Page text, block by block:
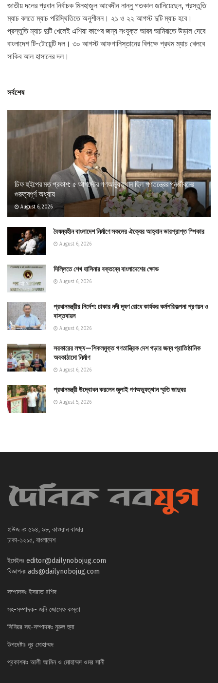
জাতীয় দলের প্রধান নির্বাচক মিনহাজুল আবেদীন নান্নু গতকাল জানিয়েছেন, প্রস্তুতি
ম্যাচ বলতে ম্যাচ পরিস্থিতিতে অনুশীলন। ২১ ও ২২ আগস্ট দুটি ম্যাচ হবে।
প্রস্তুতি ম্যাচ দুটি খেলেই এশিয়া কাপের জন্য সংযুক্ত আরব আমিরাতে উড়াল দেবে
বাংলাদেশ টি-টোয়েন্টি দল। ৩০ আগস্ট আফগানিস্তানের বিপক্ষে প্রথম ম্যাচ খেলবে
সাকিব আল হাসানের দল।
সর্বশেষ
চিফ হুইপের মত প্রকাশ: ৫ আগস্টের গণঅভ্যুত্থান ছিল গণতন্ত্রের পুনর্জীবনের
গুরুত্বপূর্ণ অধ্যায়
August 6, 2026
বৈষম্যহীন বাংলাদেশ নির্মাণে সকলের ঐক্যের আহ্বান ভারপ্রাপ্ত স্পিকার
August 6, 2026
দিল্লিতে শেখ হাসিনার বক্তব্যে বাংলাদেশের ক্ষোভ
August 6, 2026
প্রধানমন্ত্রীর নির্দেশ: ঢাকার নদী দূষণ রোধে কার্যকর কর্মপরিকল্পনা প্রণয়ন ও
বাস্তবায়ন
August 6, 2026
সরকারের লক্ষ্য—শিকলমুক্ত গণতান্ত্রিক দেশ গড়ার জন্য প্রাতিষ্ঠানিক
অবকাঠামো নির্মাণ
August 6, 2026
প্রধানমন্ত্রী উদ্বোধন করলেন জুলাই গণঅভ্যুত্থান স্মৃতি জাদুঘর
August 5, 2026
হাউজ নং ৫৯৪, ৯৮, কাওরান বাজার
ঢাকা-১২১৫, বাংলাদেশ
ইমেইলঃ editor@dailynobojug.com
বিজ্ঞাপনঃ ads@dailynobojug.com
সম্পাদকঃ ইসরাত রশিদ
সহ-সম্পাদক- জনি জোসেফ কস্তা
সিনিয়র সহ-সম্পাদকঃ নুরুল হুদা
উপদেষ্টাঃ নূর মোহাম্মদ
প্রকাশকঃ আলী আমিন ও মোহাম্মদ ওমর সানী